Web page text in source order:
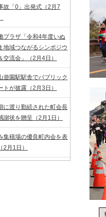
故「0」出発式（2月7
プラザ「令和4年度いぬ
地域つながるシンポジウ
交流会」（2月4日）
遊園駅駅舎でパブリック
トが披露（2月3日）
に渡り勤続された町会長
謝状を贈呈（2月1日）
集積場の優良町内会を表
2月1日）